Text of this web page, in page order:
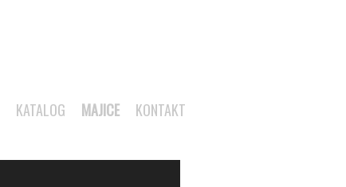
KATALOG MAJICE KONTAKT